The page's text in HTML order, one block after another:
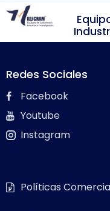
Redes Sociales
Facebook
Youtube
Instagram
Políticas